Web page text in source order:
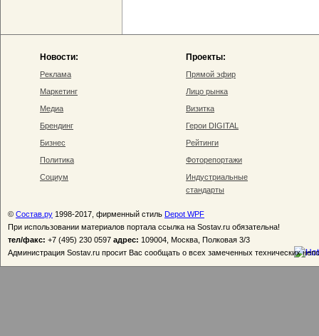
Новости:
Реклама
Маркетинг
Медиа
Брендинг
Бизнес
Политика
Социум
Проекты:
Прямой эфир
Лицо рынка
Визитка
Герои DIGITAL
Рейтинги
Фоторепортажи
Индустриальные
стандарты
© Состав.ру 1998-2017, фирменный стиль Depot WPF
При использовании материалов портала ссылка на Sostav.ru обязательна!
тел/факс: +7 (495) 230 0597 адрес: 109004, Москва, Полковая 3/3
Администрация Sostav.ru просит Вас сообщать о всех замеченных технических